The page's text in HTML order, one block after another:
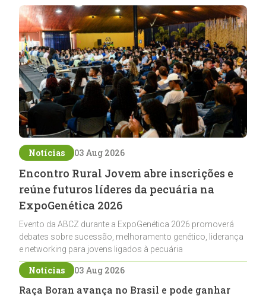
Notícias 03 Aug 2026
Encontro Rural Jovem abre inscrições e
reúne futuros líderes da pecuária na
ExpoGenética 2026
Evento da ABCZ durante a ExpoGenética 2026 promoverá
debates sobre sucessão, melhoramento genético, liderança
e networking para jovens ligados à pecuária
Notícias 03 Aug 2026
Raça Boran avança no Brasil e pode ganhar